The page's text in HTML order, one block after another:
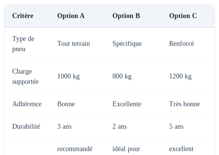
Critère Option A Option B Option C
Type de
pneu
Tout terrain Spécifique Renforcé
Charge
supportée
1000 kg 800 kg 1200 kg
Adhérence Bonne Excellente Très bonne
Durabilité 3 ans 2 ans 5 ans
recommandé
idéal pour
excellent